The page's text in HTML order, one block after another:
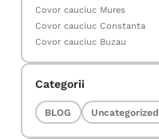
Covor cauciuc Mures
Covor cauciuc Constanta
Covor cauciuc Buzau
Categorii
BLOG Uncategorized